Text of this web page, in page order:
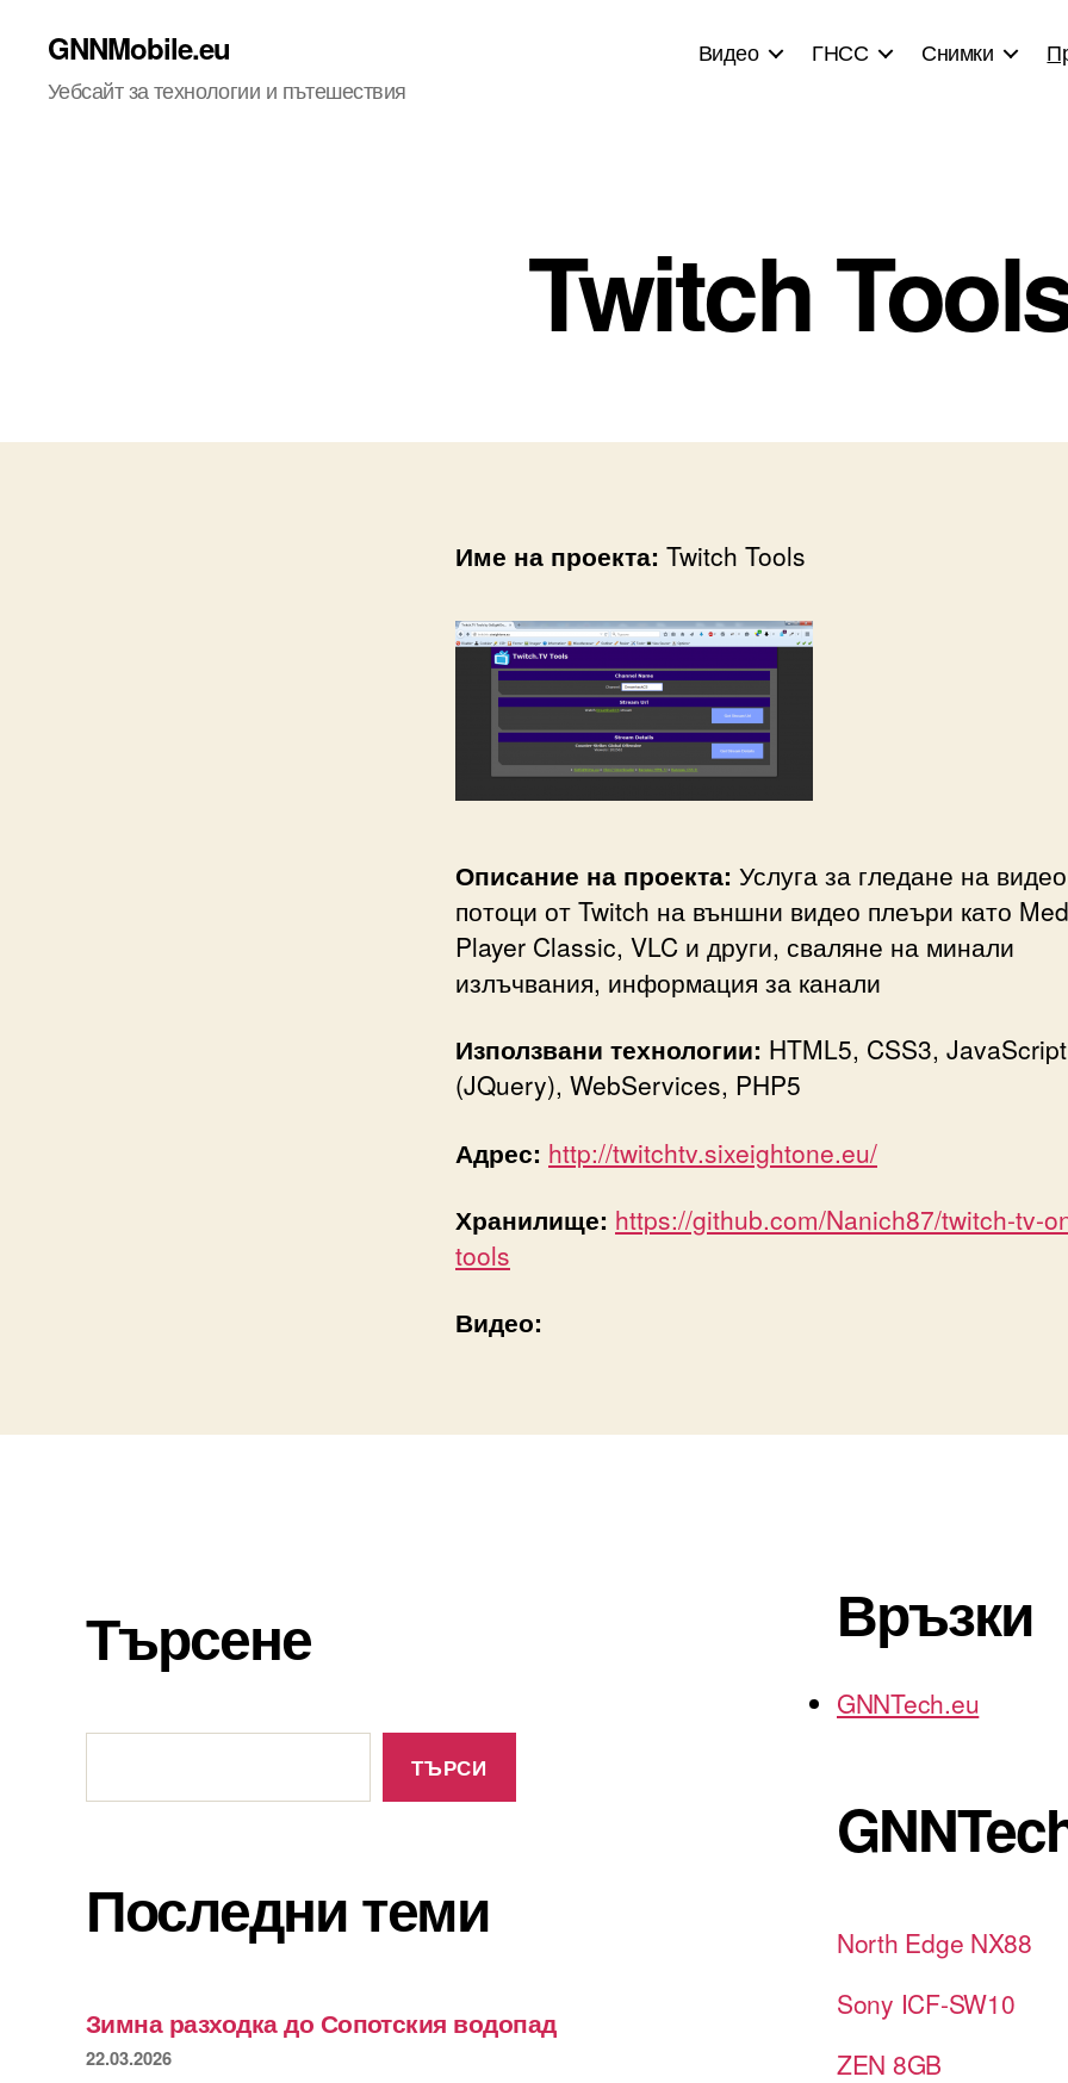
GNNMobile.eu
Уебсайт за технологии и пътешествия
Видео ГНСС Снимки
Twitch
Име на проекта: Twitch Tools
Описание на проекта: Услуга за гледане на видео
потоци от Twitch на външни видео плеъри като
Player Classic, VLC и други, сваляне на минали
излъчвания, информация за канали
Използвани технологии: HTML5, CSS3, JavaScript
(JQuery), WebServices, PHP5
Адрес: http://twitchtv.sixeightone.eu/
Хранилище: https://github.com/Nanich87/twitch-tv-
tools
Видео:
Търсене
ТЪРСИ
Последни теми
Зимна разходка до Сопотския водопад
22.03.2026
Връзки
GNNTech.eu
North Edge NX88
Sony ICF-SW10
ZEN 8GB